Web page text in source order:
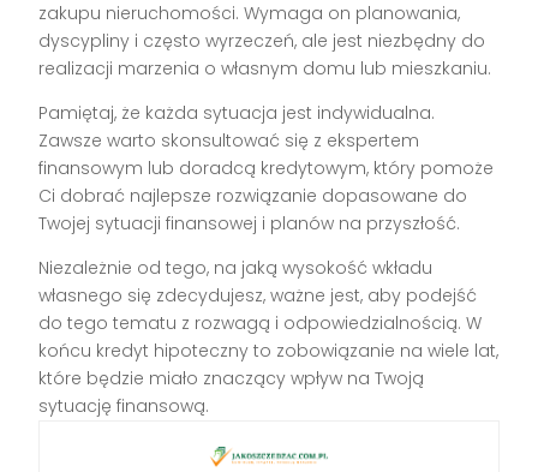
zakupu nieruchomości. Wymaga on planowania,
dyscypliny i często wyrzeczeń, ale jest niezbędny do
realizacji marzenia o własnym domu lub mieszkaniu.
Pamiętaj, że każda sytuacja jest indywidualna.
Zawsze warto skonsultować się z ekspertem
finansowym lub doradcą kredytowym, który pomoże
Ci dobrać najlepsze rozwiązanie dopasowane do
Twojej sytuacji finansowej i planów na przyszłość.
Niezależnie od tego, na jaką wysokość wkładu
własnego się zdecydujesz, ważne jest, aby podejść
do tego tematu z rozwagą i odpowiedzialnością. W
końcu kredyt hipoteczny to zobowiązanie na wiele lat,
które będzie miało znaczący wpływ na Twoją
sytuację finansową.